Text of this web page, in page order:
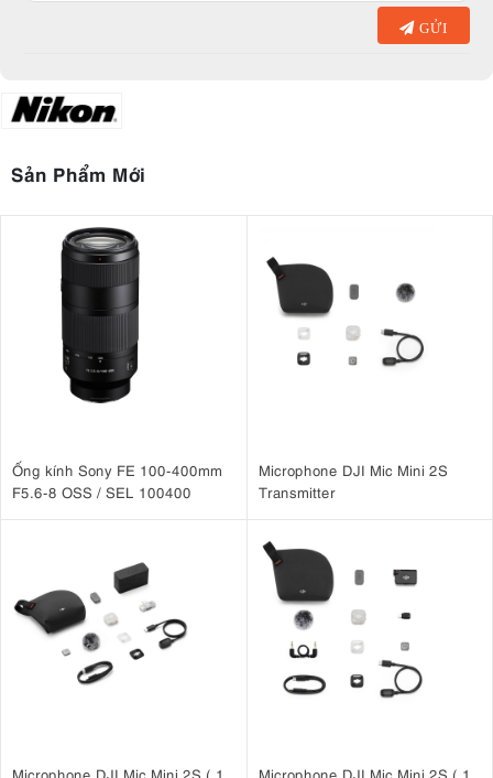
GỬI
Sản Phẩm Mới
Ống kính Sony FE 100-400mm
F5.6-8 OSS / SEL 100400
Microphone DJI Mic Mini 2S
Transmitter
Microphone DJI Mic Mini 2S ( 1 Microphone DJI Mic Mini 2S ( 1